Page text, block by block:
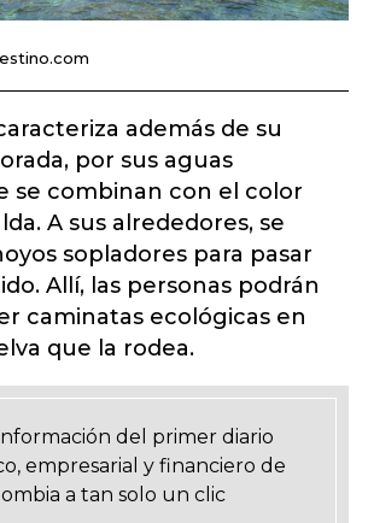
además de su
por sus aguas
se combinan con el color
A sus alrededores, se
sopladores para pasar
Allí, las personas podrán
caminatas ecológicas en
que la rodea.
del primer diario
empresarial y financiero de
a tan solo un clic